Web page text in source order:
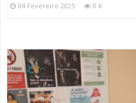
04 Fevereiro 2025 0 K